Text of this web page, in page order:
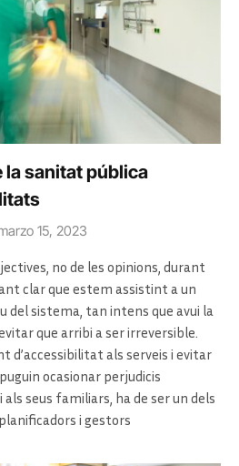
la sanitat pública
15, 2023
no de les opinions, durant
clar que estem assistint a un
sistema, tan intens que avui la
que arribi a ser irreversible.
d’accessibilitat als serveis i evitar
ocasionar perjudicis
seus familiars, ha de ser un dels
i gestors